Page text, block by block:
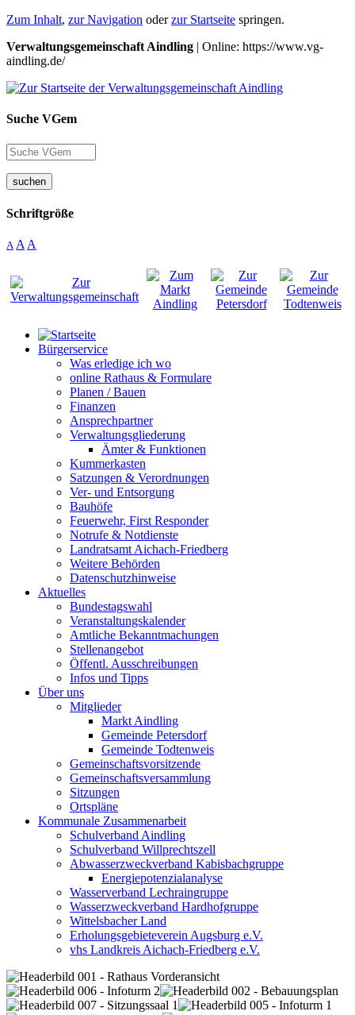
Zum Inhalt, zur Navigation oderzur Startseite springen.
Verwaltungsgemeinschaft Aindling | Online: https://www.vg-
aindling.de/
Suche VGem
suchen
Schriftgröße
A A A
Bürgerservice
Was erledige ich wo
online Rathaus & Formulare
Planen / Bauen
Finanzen
Ansprechpartner
Verwaltungsgliederung
Ämter & Funktionen
Kummerkasten
Satzungen & Verordnungen
Ver- und Entsorgung
Bauhöfe
Feuerwehr, First Responder
Notrufe & Notdienste
Landratsamt Aichach-Friedberg
Weitere Behörden
Datenschutzhinweise
Aktuelles
Bundestagswahl
Veranstaltungskalender
Amtliche Bekanntmachungen
Stellenangebot
Öffentl. Ausschreibungen
Infos und Tipps
Über uns
Mitglieder
Markt Aindling
Gemeinde Petersdorf
Gemeinde Todtenweis
Gemeinschaftsvorsitzende
Gemeinschaftsversammlung
Sitzungen
Ortspläne
Kommunale Zusammenarbeit
Schulverband Aindling
Schulverband Willprechtszell
Abwasserzweckverband Kabisbachgruppe
Energiepotenzialanalyse
Wasserverband Lechraingruppe
Wasserzweckverband Hardhofgruppe
Wittelsbacher Land
Erholungsgebieteverein Augsburg e.V.
vhs Landkreis Aichach-Friedberg e.V.